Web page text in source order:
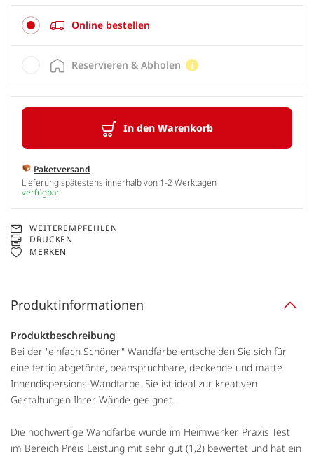
Online bestellen
In den Warenkorb
Paketversand
Lieferung spätestens innerhalb von 1-2 Werktagen
verfügbar
Reservieren & Abholen
WEITEREMPFEHLEN
DRUCKEN
MERKEN
Produktinformationen
Produktbeschreibung
Bei der "einfach Schöner" Wandfarbe entscheiden Sie sich für
eine fertig abgetönte, beanspruchbare, deckende und matte
Innendispersions-Wandfarbe. Sie ist ideal zur kreativen
Gestaltungen Ihrer Wände geeignet.
Die hochwertige Wandfarbe wurde im Heimwerker Praxis Test
im Bereich Preis Leistung mit sehr gut (1,2) bewertet und hat ein